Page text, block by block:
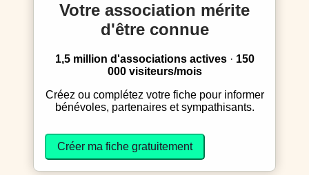
Votre association mérite
d'être connue
1,5 million d'associations actives· 150
000 visiteurs/mois
Créez ou complétez votre fiche pour informer
bénévoles, partenaires et sympathisants.
Créer ma fiche gratuitement